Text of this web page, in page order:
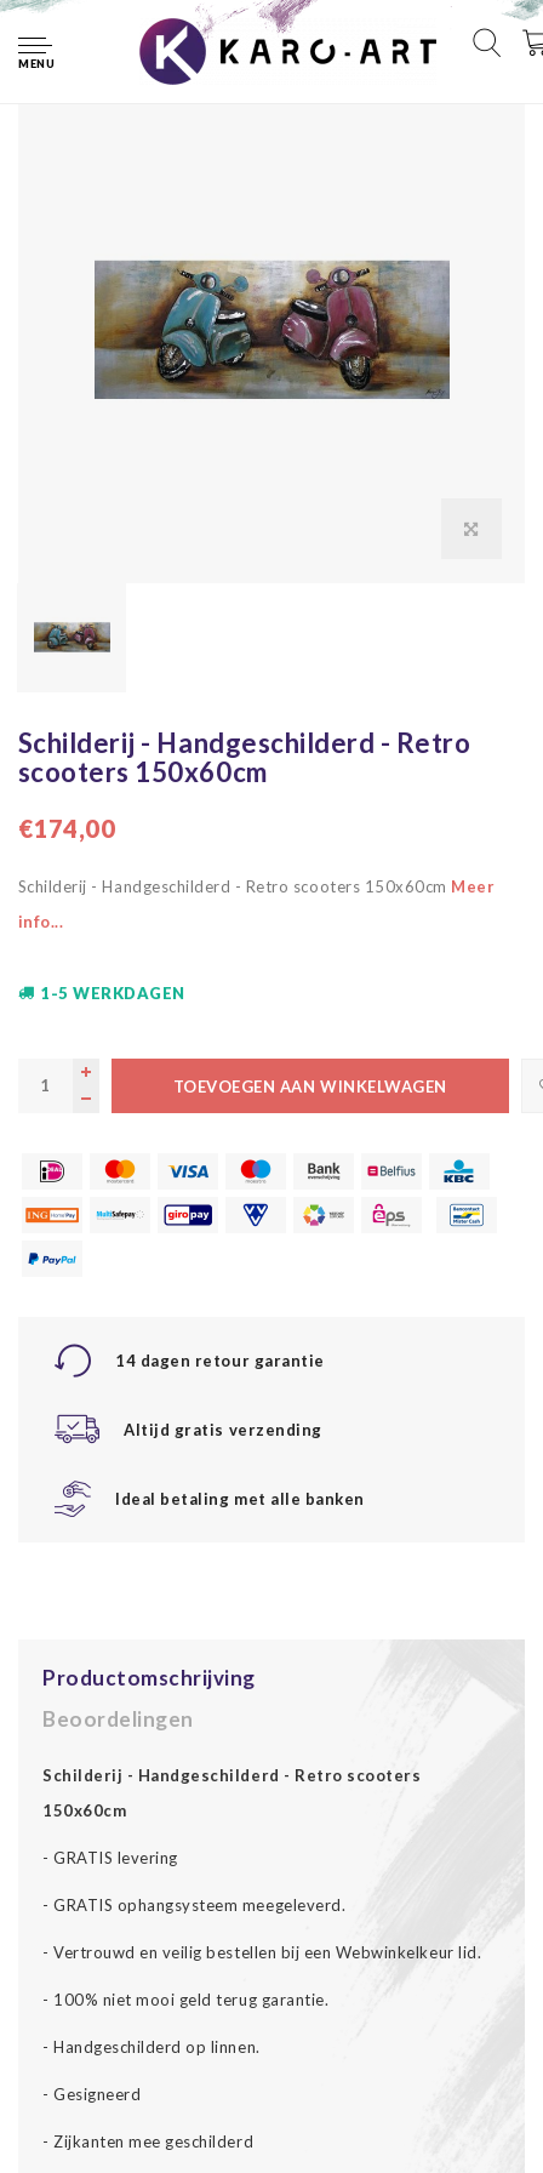
MENU
Schilderij - Handgeschilderd - Retro scooters 150x60cm
Schilderij - Handgeschilderd - Retro
scooters 150x60cm
€174,00
Schilderij - Handgeschilderd - Retro scooters 150x60cm Meer
info...
1-5 WERKDAGEN
TOEVOEGEN AAN WINKELWAGEN
14 dagen retour garantie
Altijd gratis verzending
Ideal betaling met alle banken
Productomschrijving
Beoordelingen
Schilderij - Handgeschilderd - Retro scooters
150x60cm
- GRATIS levering
- GRATIS ophangsysteem meegeleverd.
- Vertrouwd en veilig bestellen bij een Webwinkelkeur lid.
- 100% niet mooi geld terug garantie.
- Handgeschilderd op linnen.
- Gesigneerd
- Zijkanten mee geschilderd